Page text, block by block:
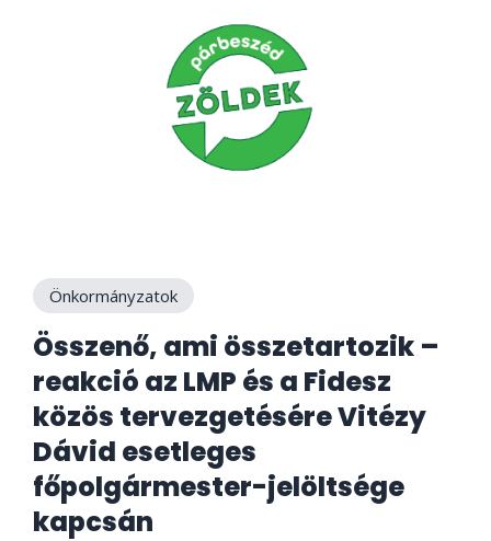
Önkormányzatok
Összenő, ami összetartozik –
reakció az LMP és a Fidesz
közös tervezgetésére Vitézy
Dávid esetleges
főpolgármester-jelöltsége
kapcsán